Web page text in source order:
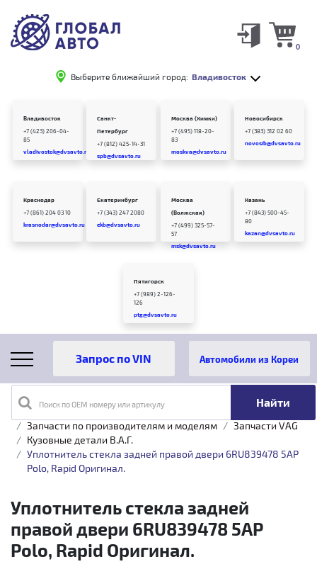
Выберите ближайший город: Владивосток
0
Владивосток
+7 (423) 206-04-
85
vladivostok@dvsavto.ru
Санкт-
Петербург
+7 (812) 425-14-31
spb@dvsavto.ru
Москва (Химки)
+7 (495) 118-20-
83
moskva@dvsavto.ru
Новосибирск
+7 (383) 312 02 60
novosib@dvsavto.ru
Краснодар
+7 (861) 204 03 10
krasnodar@dvsavto.ru
Екатеринбург
+7 (343) 247 2080
ekb@dvsavto.ru
Москва
(Волжская)
+7 (499) 325-57-
57
msk@dvsavto.ru
Казань
+7 (843) 500-45-
80
kazan@dvsavto.ru
Пятигорск
+7 (989) 2-126-
126
ptg@dvsavto.ru
Поиск по OEM номеру или артикулу
Автомобили из Кореи
Главная
Каталог товаров
Запчасти по производителям и моделям
Запчасти VAG
Кузовные детали B.A.Г.
Уплотнитель стекла задней правой двери 6RU839478 5AP
Polo, Rapid Оригинал.
Уплотнитель стекла задней
правой двери 6RU839478 5AP
Polo, Rapid Оригинал.